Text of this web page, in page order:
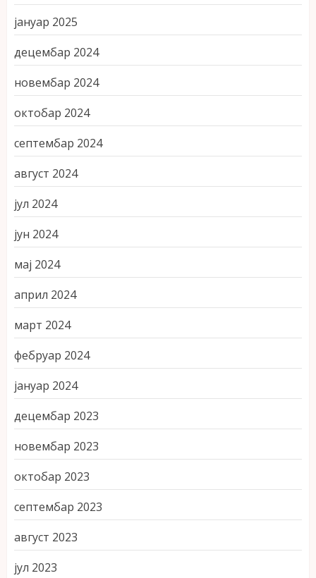
јануар 2025
децембар 2024
новембар 2024
октобар 2024
септембар 2024
август 2024
јул 2024
јун 2024
мај 2024
април 2024
март 2024
фебруар 2024
јануар 2024
децембар 2023
новембар 2023
октобар 2023
септембар 2023
август 2023
јул 2023